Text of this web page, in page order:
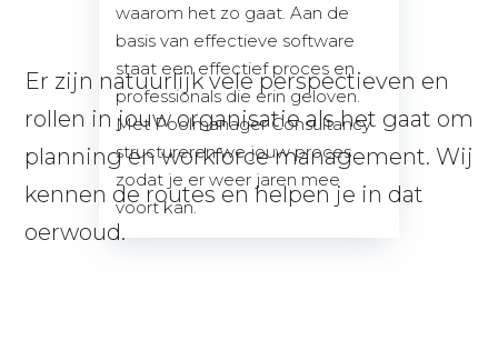
waarom het zo gaat. Aan de
basis van effectieve software
staat een effectief proces en
professionals die erin geloven.
Met Poolmanager Consultancy
structureren we jouw proces
zodat je er weer jaren mee
voort kan.
Er zijn natuurlijk vele perspectieven en
rollen in jouw organisatie als het gaat om
planning en workforce management. Wij
kennen de routes en helpen je in dat
oerwoud.